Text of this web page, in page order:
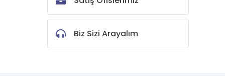
Biz Sizi Arayalım